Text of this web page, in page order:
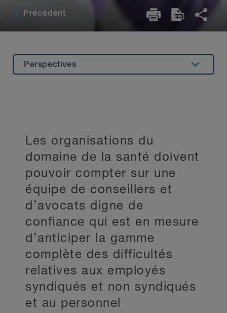
Précédent
Principaux contacts
Perspectives
Restez au courant
Les organisations du
domaine de la santé doivent
pouvoir compter sur une
équipe de conseillers et
d’avocats digne de
confiance qui est en mesure
d’anticiper la gamme
complète des difficultés
relatives aux employés
syndiqués et non syndiqués
et au personnel